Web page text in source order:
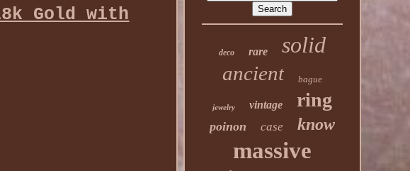
Gold with
deco rare solid
ancient bague
jewelry vintage ring
poinon case know
massive